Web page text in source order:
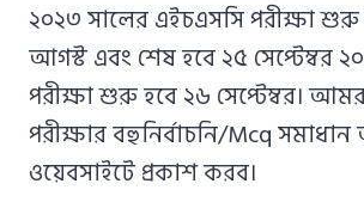
২০২৩ সালের এইচএসসি পরীক্ষা শুরু
আগস্ট এবং শেষ হবে ২৫ সেপ্টেম্বর
পরীক্ষা শুরু হবে ২৬ সেপ্টেম্বর।
পরীক্ষার বহুনির্বাচনি/Mcq
ওয়েবসাইটে প্রকাশ করব।